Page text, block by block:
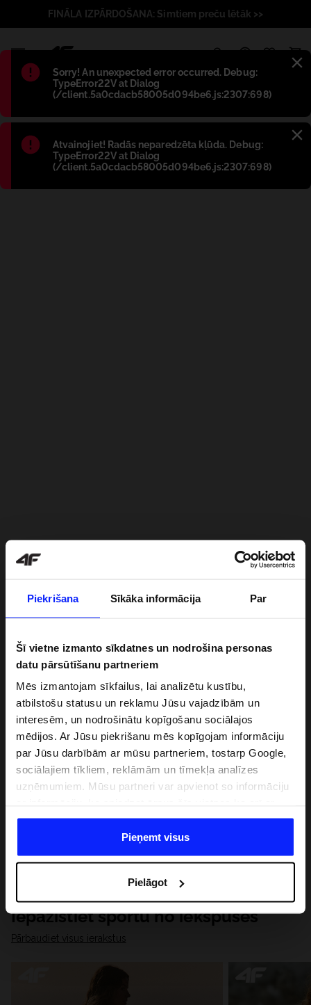
Piekrišana Sīkāka informācija Par
Šī vietne izmanto sīkdatnes un nodrošina personas
datu pārsūtīšanu partneriem
Mēs izmantojam sīkfailus, lai analizētu kustību,
atbilstošu statusu un reklamu Jūsu vajadzībām un
interesēm, un nodrošinātu kopīgošanu sociālajos
mēdijos. Ar Jūsu piekrišanu mēs kopīgojam informāciju
par Jūsu darbībām ar mūsu partneriem, tostarp Google,
sociālajiem tīkliem, reklāmām un tīmekļa analīzes
uzņēmumiem. Mūsu partneri var apvienot so informāciju
datiem, ko viņi iegūst, izmantojot viņu pakalpojumus. Ar
Jūsu atļauju, mēs varam pārsūtīt Jūsu personas datus
saviem partneriem, lai uzlabotu veidu, kadā tiek rādīta
saturu un uzlabotu mūsu partneru piedāvātos risinajumus
( piem. socialos tīklus). Detalizētu informāciju var atrast
mūsu Privātuma politikā un sadaļā "Detaļas".
Pieņemt visus
Pielāgot
Błąd:
Sorry! An unexpected error occurred. Debug:
TypeError22V at Dialog
(/client.5a0cdacb58005d094be6.js:2307:698)
Błąd:
Atvainojiet! Radās neparedzēta kļūda. Debug:
TypeError22V at Dialog
(/client.5a0cdacb58005d094be6.js:2307:698)
FINĀLA IZPĀRDOŠANA: Simtiem preču lētāk >>
Iepazīstiet sportu no iekšpuses
Pārbaudiet visus ierakstus